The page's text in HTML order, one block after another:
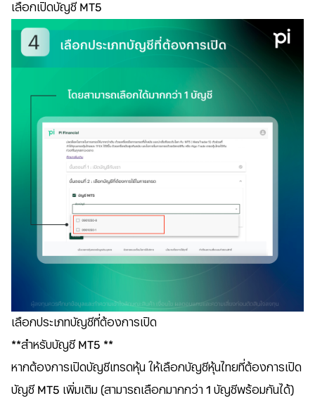
เลือกเปิดบัญชี MT5
เลือกประเภทบัญชีที่ต้องการเปิด
**สำหรับบัญชี MT5 **
หากต้องการเปิดบัญชีเทรดหุ้น ให้เลือกบัญชีหุ้นไทยที่ต้องการเปิด
บัญชี MT5 เพิ่มเติม (สามารถเลือกมากกว่า 1 บัญชีพร้อมกันได้)